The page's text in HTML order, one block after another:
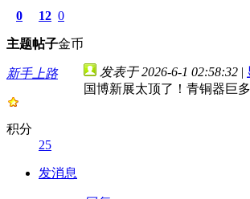
0
主题
12
帖子
0
金币
新手上路
积分
25
发消息
发表于 2026-6-1 02:58:32 |
国博新展太顶了！青铜器巨